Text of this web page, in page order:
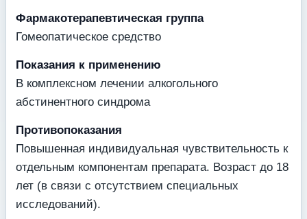
Фармакотерапевтическая группа
Гомеопатическое средство
Показания к применению
В комплексном лечении алкогольного
абстинентного синдрома
Противопоказания
Повышенная индивидуальная чувствительность к
отдельным компонентам препарата. Возраст до 18
лет (в связи с отсутствием специальных
исследований).